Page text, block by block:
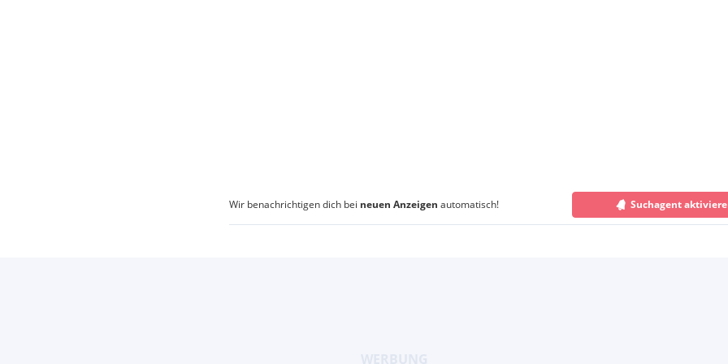
Wir benachrichtigen dich bei neuen Anzeigen automatisch! Suchagent